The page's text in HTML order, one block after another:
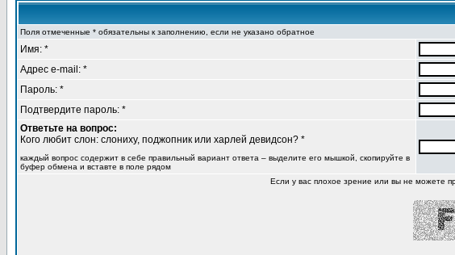
Поля отмеченные * обязательны к заполнению, если не указано обратное
Имя: *
Адрес e-mail: *
Пароль: *
Подтвердите пароль: *
Ответьте на вопрос:
Кого любит слон: слониху, поджопник или харлей девидсон? *
каждый вопрос содержит в себе правильный вариант ответа – выделите его мышкой, скопируйте в
буфер обмена и вставте в поле рядом
Если у вас плохое зрение или вы не можете